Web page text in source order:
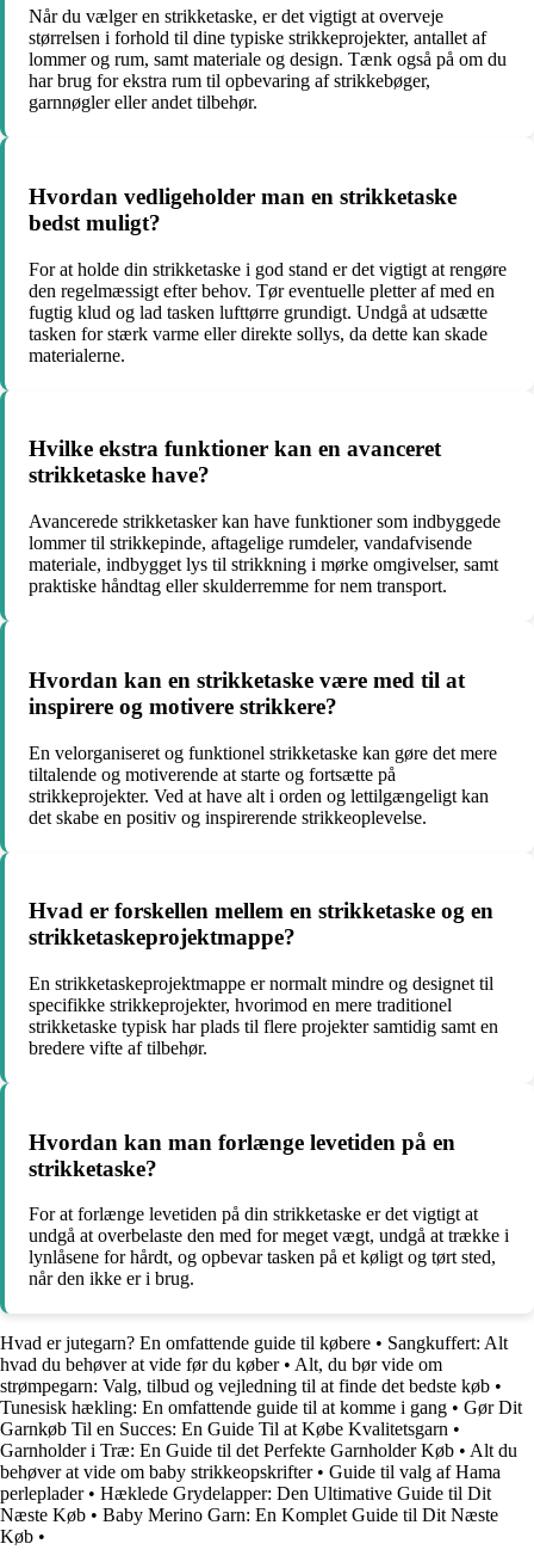
Når du vælger en strikketaske, er det vigtigt at overveje
størrelsen i forhold til dine typiske strikkeprojekter, antallet af
lommer og rum, samt materiale og design. Tænk også på om du
har brug for ekstra rum til opbevaring af strikkebøger,
garnnøgler eller andet tilbehør.
Hvordan vedligeholder man en strikketaske
bedst muligt?
For at holde din strikketaske i god stand er det vigtigt at rengøre
den regelmæssigt efter behov. Tør eventuelle pletter af med en
fugtig klud og lad tasken lufttørre grundigt. Undgå at udsætte
tasken for stærk varme eller direkte sollys, da dette kan skade
materialerne.
Hvilke ekstra funktioner kan en avanceret
strikketaske have?
Avancerede strikketasker kan have funktioner som indbyggede
lommer til strikkepinde, aftagelige rumdeler, vandafvisende
materiale, indbygget lys til strikkning i mørke omgivelser, samt
praktiske håndtag eller skulderremme for nem transport.
Hvordan kan en strikketaske være med til at
inspirere og motivere strikkere?
En velorganiseret og funktionel strikketaske kan gøre det mere
tiltalende og motiverende at starte og fortsætte på
strikkeprojekter. Ved at have alt i orden og lettilgængeligt kan
det skabe en positiv og inspirerende strikkeoplevelse.
Hvad er forskellen mellem en strikketaske og en
strikketaskeprojektmappe?
En strikketaskeprojektmappe er normalt mindre og designet til
specifikke strikkeprojekter, hvorimod en mere traditionel
strikketaske typisk har plads til flere projekter samtidig samt en
bredere vifte af tilbehør.
Hvordan kan man forlænge levetiden på en
strikketaske?
For at forlænge levetiden på din strikketaske er det vigtigt at
undgå at overbelaste den med for meget vægt, undgå at trække i
lynlåsene for hårdt, og opbevar tasken på et køligt og tørt sted,
når den ikke er i brug.
Hvad er jutegarn? En omfattende guide til købere • Sangkuffert: Alt
hvad du behøver at vide før du køber• Alt, du bør vide om
strømpegarn: Valg, tilbud og vejledning til at finde det bedste køb •
Tunesisk hækling: En omfattende guide til at komme i gang • Gør Dit
Garnkøb Til en Succes: En Guide Til at Købe Kvalitetsgarn •
Garnholder i Træ: En Guide til det Perfekte Garnholder Køb • Alt du
behøver at vide om baby strikkeopskrifter• Guide til valg af Hama
perleplader• Hæklede Grydelapper: Den Ultimative Guide til Dit
Næste Køb • Baby Merino Garn: En Komplet Guide til Dit Næste
Køb •